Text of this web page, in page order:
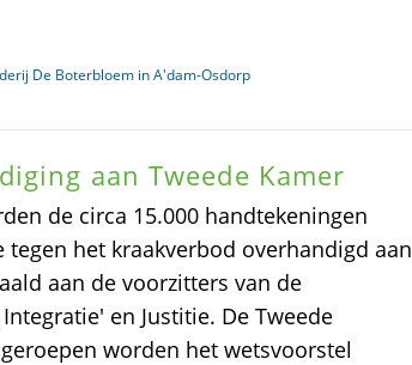
De Boterbloem in A'dam-Osdorp
aan Tweede Kamer
de circa 15.000 handtekeningen
het kraakverbod overhandigd aan
aan de voorzitters van de
en Justitie. De Tweede
worden het wetsvoorstel